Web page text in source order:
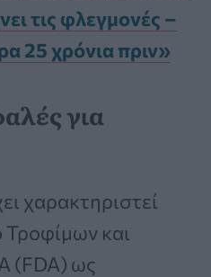
τις φλεγμονές –
25 χρόνια πριν»
για
χαρακτηριστεί
και
(FDA) ως